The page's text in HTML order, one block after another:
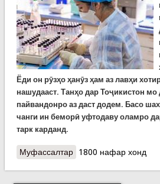
Ёди он рӯзҳо ҳанӯз ҳам аз лавҳи
нашудааст. Танҳо дар Тоҷикистон мо
пайвандонро аз даст додем. Басо
чанги ин беморӣ уфтодаву оламро
тарк карданд.
Муфассалтаро Донишмандон
1800 нафар хонд